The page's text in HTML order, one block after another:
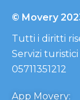
© Movery
Tutti i diritti
Servizi
05711351212
App Movery: